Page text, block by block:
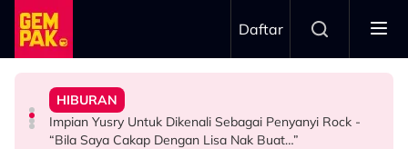
Skip to main content
Daftar
GAYA HIDUP
Ramai Masih Bujang Bukan Kerana Memilih Tetapi...
HIBURAN
Impian Yusry Untuk Dikenali Sebagai Penyanyi Rock -
“Bila Saya Cakap Dengan Lisa Nak Buat…”
HIBURAN
Ramai Sangka Adik-Beradik, Ali Reza Akhirnya Dedah
Hubungan Sebenar Dengan Idris Khan
HIBURAN
“Ramai Pihak Dekati Saya, Jaclyn Victor & Ning Baizura
Untuk…” - Shila Amzah